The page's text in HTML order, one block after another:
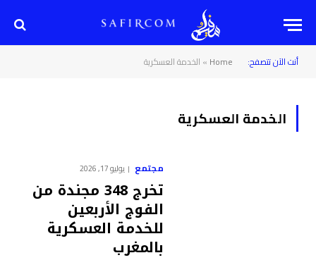
أنت الآن تتصفح: Home
» الخدمة العسكرية
الخدمة العسكرية
مجتمع يوليو 17, 2026
تخرج 348 مجندة من
الفوج الأربعين
للخدمة العسكرية
بالمغرب